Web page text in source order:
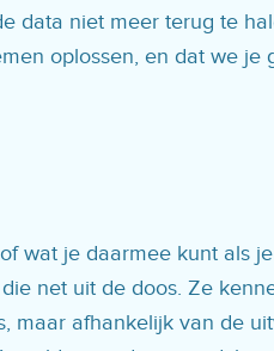
data niet meer terug te
oplossen, en dat we je
wat je daarmee kunt als
net uit de doos. Ze
maar afhankelijk van de